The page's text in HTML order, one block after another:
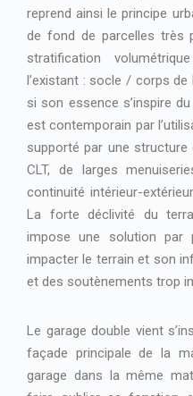
reprend ainsi le principe
de fond de parcelles très
stratification
l’existant : socle / corps
si son essence s’inspire
est contemporain par
supporté par une
CLT, de larges
continuité intérieur-
La forte déclivité du
impose une solution par
impacter le terrain et son
et des soutènements trop
Le garage double vient
façade principale de la
garage dans la même